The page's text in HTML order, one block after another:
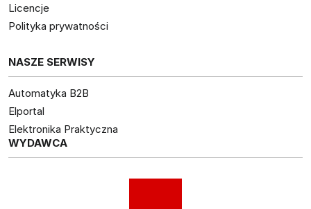
Licencje
Polityka prywatności
NASZE SERWISY
Automatyka B2B
Elportal
Elektronika Praktyczna
WYDAWCA